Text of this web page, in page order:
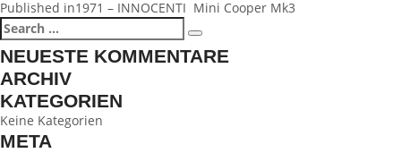
BEITRAGSNAVIGATION
Published in1971 – INNOCENTI Mini Cooper Mk3
Search
for:
Search
NEUESTE KOMMENTARE
ARCHIV
KATEGORIEN
Keine Kategorien
META